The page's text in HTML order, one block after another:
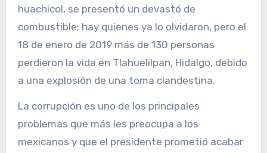
huachicol, se presentó un devastó de
combustible; hay quienes ya lo olvidaron, pero el
18 de enero de 2019 más de 130 personas
perdieron la vida en Tlahuelilpan, Hidalgo, debido
a una explosión de una toma clandestina.
La corrupción es uno de los principales
problemas que más les preocupa a los
mexicanos y que el presidente prometió acabar